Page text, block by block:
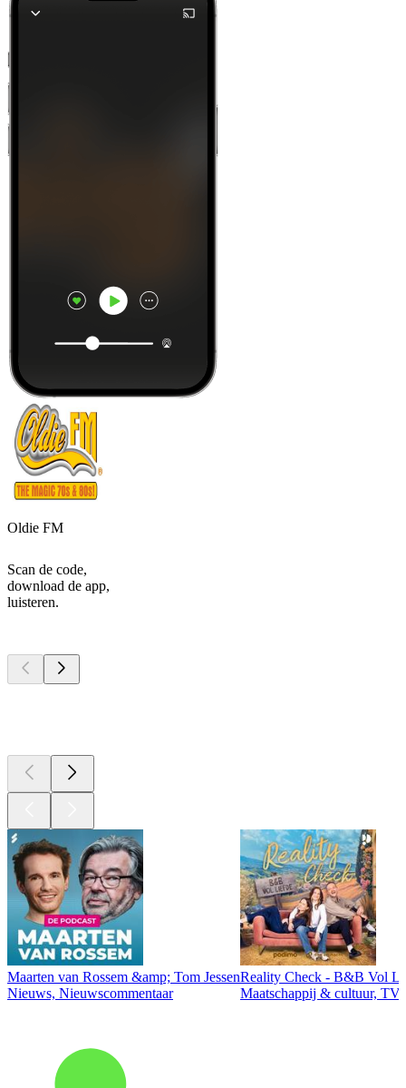
Oldie FM
Scan de code,
download de app,
luisteren.
Maarten van Rossem &amp; Tom Jessen
Nieuws, Nieuwscommentaar
Reality Check - B&B Vol
Maatschappij & cultuur,